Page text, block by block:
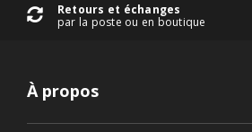
Retours et échanges
par la poste ou en boutique
À propos